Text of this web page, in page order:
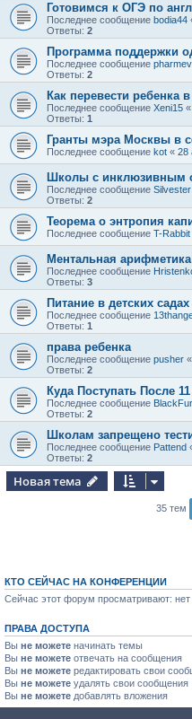
Готовимся к ОГЭ по
Последнее сообщение bodia44
Ответы: 2
Программа поддержки
Последнее сообщение pharmev
Ответы: 2
Как перевести ребенка
Последнее сообщение Xeni15 «
Ответы: 1
Гранты мэра Москвы в
Последнее сообщение kot « 28
Школы с инклюзивным
Последнее сообщение Silvester
Ответы: 2
Теорема о энтропия
Последнее сообщение T-Rabbit
Ментальная
Последнее сообщение
Ответы: 3
Питание в детских садах
Последнее сообщение
Ответы: 1
права ребенка
Последнее сообщение pusher «
Ответы: 2
Куда Поступать После
Последнее сообщение
Ответы: 2
Школам запрещено
Последнее сообщение Pattend
Ответы: 2
Новая тема
35 тем
КТО СЕЙЧАС НА КОНФЕРЕНЦИИ
Сейчас этот форум просматривают: нет
ПРАВА ДОСТУПА
Вы не можете начинать темы
Вы не можете отвечать на сообщения
Вы не можете редактировать свои
Вы не можете удалять свои сообщения
Вы не можете добавлять вложения